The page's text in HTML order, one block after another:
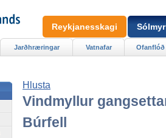
Hlusta
Vindmyllur
Búrfell
Jarðhræringar Vatnafar Ofanflóð
Reykjanesskagi